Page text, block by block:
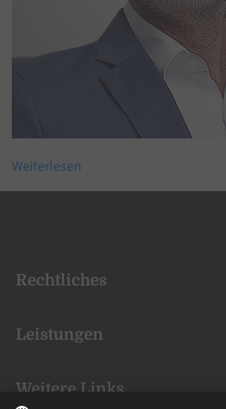
Weiterlesen
Rechtliches
Leistungen
Weitere Links